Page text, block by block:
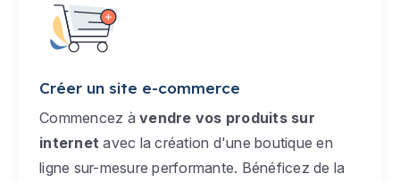
Créer un site e-commerce
Commencez à vendre vos produits sur
internet avec la création d'une boutique en
ligne sur-mesure performante. Bénéficez de la